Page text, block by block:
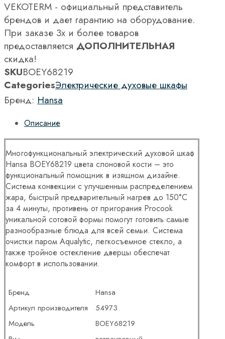
VEKOTERM - официальный представитель
брендов и дает гарантию на оборудование.
При заказе 3х и более товаров
предоставляется ДОПОЛНИТЕЛЬНАЯ
скидка!
SKUBOEY68219
CategoriesЭлектрические духовые шкафы
Бренд: Hansa
Описание
Многофункциональный электрический духовой шкаф
Hansa BOEY68219 цвета слоновой кости – это
функциональный помощник в изящном дизайне.
Система конвекции с улучшенным распределением
жара, быстрый предварительный нагрев до 150°C
за 4 минуты, противень от пригорания Procook
уникальной сотовой формы помогут готовить самые
разнообразные блюда для всей семьи. Система
очистки паром Aqualytic, легкосъемное стекло, а
также тройное остекление дверцы обеспечат
комфорт в использовании.
Бренд
Hansa
Артикул производителя
54973
Модель
BOEY68219